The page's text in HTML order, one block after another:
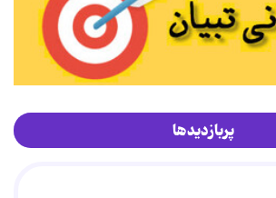
پربازدیدها